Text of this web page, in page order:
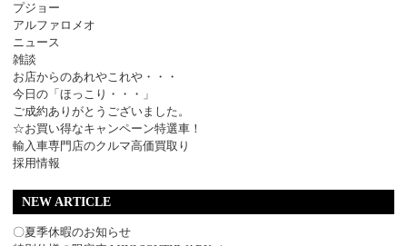
プジョー
アルファロメオ
ニュース
雑談
お店からのあれやこれや・・・
今日の「ほっこり・・・」
ご成約ありがとうございました。
☆お買い得なキャンペーン特選車！
輸入車専門店のクルマ高価買取り
採用情報
NEW ARTICLE
〇夏季休暇のお知らせ